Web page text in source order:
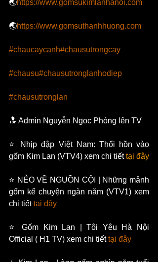
🌏https://www.gomsukimlanhanoi.com
🌏https://www.gomsuthanhhuong.com
#chaucaycanh#chausutrongcay
#chausu#chausutronglanhodiep
#chausutronglan
🔝 Admin Nguyễn Ngọc Phóng lên TV
⭐ Nhịp đập Việt Nam: Thổi hồn vào
gốm Kim Lan (VTV4) xem chi tiết tại đây
⭐ NẺO VỀ NGUỒN CỘI | Những mảnh
gốm kể chuyện ngàn năm (VTV1) xem
chi tiết tại đây
⭐ Gốm Kim Lan | Tôi Yêu Hà Nội
Official ( H1 TV) xem chi tiết tại đây